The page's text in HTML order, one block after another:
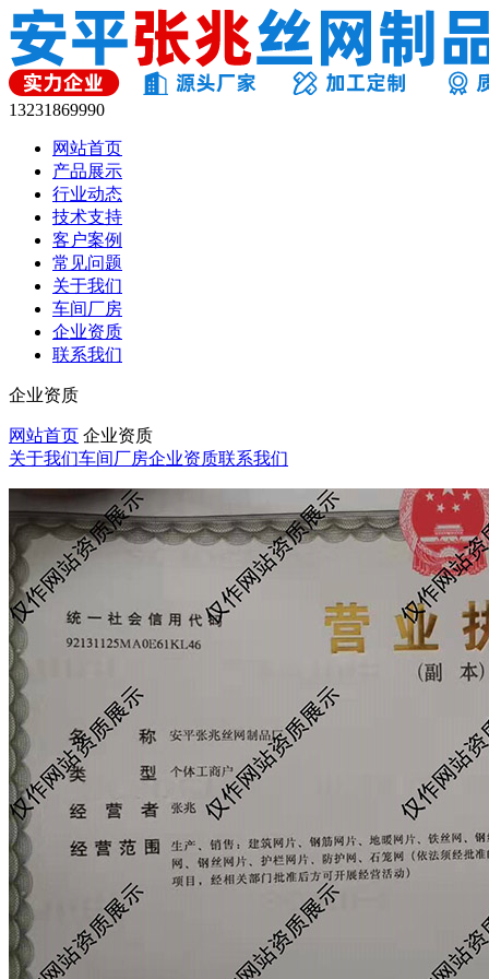
13231869990
网站首页
产品展示
行业动态
技术支持
客户案例
常见问题
关于我们
车间厂房
企业资质
联系我们
企业资质
网站首页 企业资质
关于我们车间厂房企业资质联系我们